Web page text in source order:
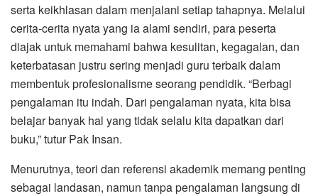
serta keikhlasan dalam menjalani setiap tahapnya. Melalui
cerita-cerita nyata yang ia alami sendiri, para peserta
diajak untuk memahami bahwa kesulitan, kegagalan, dan
keterbatasan justru sering menjadi guru terbaik dalam
membentuk profesionalisme seorang pendidik. “Berbagi
pengalaman itu indah. Dari pengalaman nyata, kita bisa
belajar banyak hal yang tidak selalu kita dapatkan dari
buku,” tutur Pak Insan.
Menurutnya, teori dan referensi akademik memang penting
sebagai landasan, namun tanpa pengalaman langsung di